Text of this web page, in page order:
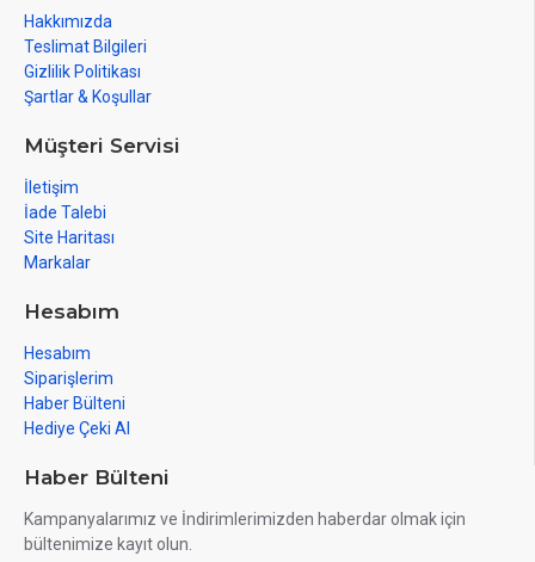
Hakkımızda
Teslimat Bilgileri
Gizlilik Politikası
Şartlar & Koşullar
Müşteri Servisi
İletişim
İade Talebi
Site Haritası
Markalar
Hesabım
Hesabım
Siparişlerim
Haber Bülteni
Hediye Çeki Al
Haber Bülteni
Kampanyalarımız ve İndirimlerimizden haberdar olmak için
bültenimize kayıt olun.